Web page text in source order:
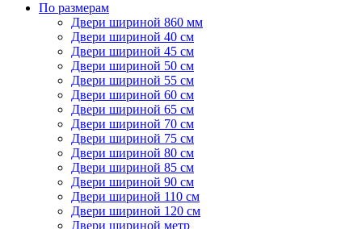
По размерам
Двери шириной 860 мм
Двери шириной 40 см
Двери шириной 45 см
Двери шириной 50 см
Двери шириной 55 см
Двери шириной 60 см
Двери шириной 65 см
Двери шириной 70 см
Двери шириной 75 см
Двери шириной 80 см
Двери шириной 85 см
Двери шириной 90 см
Двери шириной 110 см
Двери шириной 120 см
Двери шириной метр